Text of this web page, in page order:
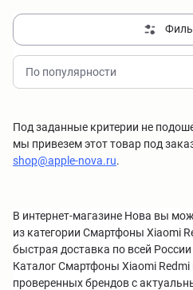
По популярности
Под заданные критерии не
мы привезем этот товар под
shop@apple-nova.ru.
В интернет-магазине Нова вы
из категории Смартфоны Xiaomi
быстрая доставка по всей
Каталог Смартфоны Xiaomi
проверенных брендов с